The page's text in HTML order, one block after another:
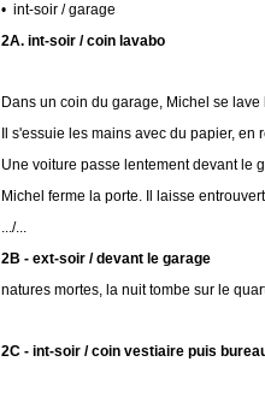
• int-soir / garage
2A. int-soir / coin lavabo
Dans un coin du garage, Michel se
Il s'essuie les mains avec du papier,
Une voiture passe lentement devant le
Michel ferme la porte. Il laisse
.../...
2B - ext-soir / devant le garage
natures mortes, la nuit tombe sur le
2C - int-soir / coin vestiaire puis